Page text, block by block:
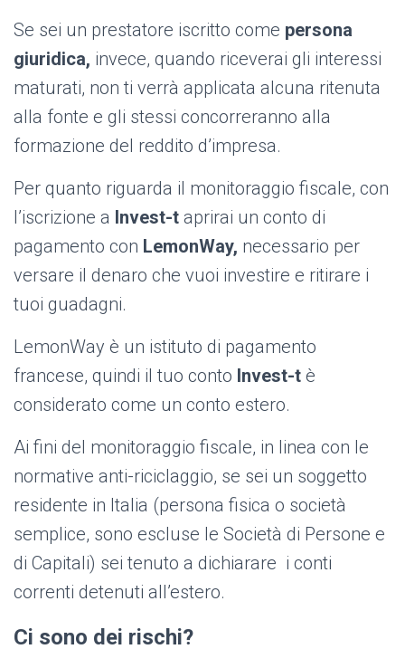
Se sei un prestatore iscritto come persona
giuridica, invece, quando riceverai gli interessi
maturati, non ti verrà applicata alcuna ritenuta
alla fonte e gli stessi concorreranno alla
formazione del reddito d’impresa.
Per quanto riguarda il monitoraggio fiscale, con
l’iscrizione a Invest-t aprirai un conto di
pagamento con LemonWay, necessario per
versare il denaro che vuoi investire e ritirare i
tuoi guadagni.
LemonWay è un istituto di pagamento
francese, quindi il tuo conto Invest-t è
considerato come un conto estero.
Ai fini del monitoraggio fiscale, in linea con le
normative anti-riciclaggio, se sei un soggetto
residente in Italia (persona fisica o società
semplice, sono escluse le Società di Persone e
di Capitali) sei tenuto a dichiarare i conti
correnti detenuti all’estero.
Ci sono dei rischi?